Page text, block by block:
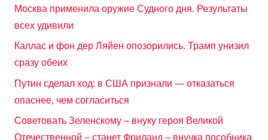
Москва применила оружие Судного дня. Результаты
всех удивили
Каллас и фон дер Ляйен опозорились. Трамп унизил
сразу обеих
Путин сделал ход: в США признали — отказаться
опаснее, чем согласиться
Советовать Зеленскому – внуку героя Великой
Отечественной – станет Фриланд – внучка пособника